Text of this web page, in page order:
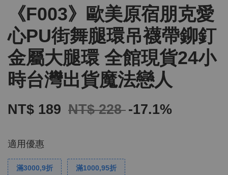
《F003》歐美原宿朋克愛
心PU街舞腿環吊襪帶鉚釘
金屬大腿環 全館現貨24小
時台灣出貨魔法戀人
NT$ 189 NT$ 228 -17.1%
適用優惠
滿3000,9折 滿1000,95折